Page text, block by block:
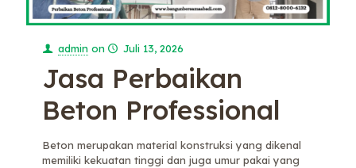
admin on Juli 13, 2026
Jasa Perbaikan
Beton Professional
Beton merupakan material konstruksi yang dikenal
memiliki kekuatan tinggi dan juga umur pakai yang